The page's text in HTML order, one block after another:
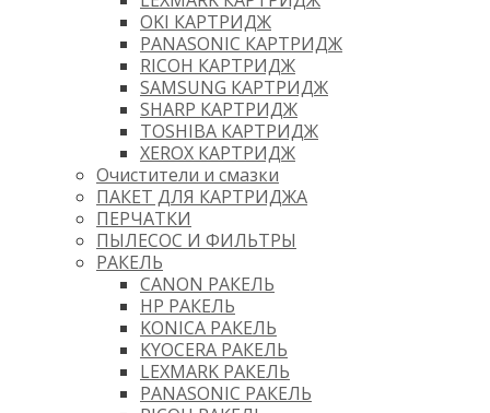
OKI КАРТРИДЖ
PANASONIC КАРТРИДЖ
RICOH КАРТРИДЖ
SAMSUNG КАРТРИДЖ
SHARP КАРТРИДЖ
TOSHIBA КАРТРИДЖ
XEROX КАРТРИДЖ
Очистители и смазки
ПАКЕТ ДЛЯ КАРТРИДЖА
ПЕРЧАТКИ
ПЫЛЕСОС И ФИЛЬТРЫ
РАКЕЛЬ
CANON РАКЕЛЬ
HP РАКЕЛЬ
KONICA РАКЕЛЬ
KYOCERA РАКЕЛЬ
LEXMARK РАКЕЛЬ
PANASONIC РАКЕЛЬ